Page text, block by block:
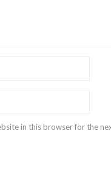
in this browser for the